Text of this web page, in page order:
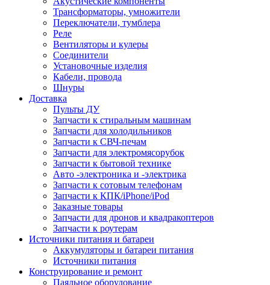
Трансформаторы, умножители
Переключатели, тумблера
Реле
Вентиляторы и кулеры
Соединители
Установочные изделия
Кабели, провода
Шнуры
Доставка
Пульты ДУ
Запчасти к стиральным машинам
Запчасти для холодильников
Запчасти к СВЧ-печам
Запчасти для электромясорубок
Запчасти к бытовой технике
Авто -электроника и -электрика
Запчасти к сотовым телефонам
Запчасти к КПК/iPhone/iPod
Заказные товары
Запчасти для дронов и квадракоптеров
Запчасти к роутерам
Источники питания и батареи
Аккумуляторы и батареи питания
Источники питания
Конструирование и ремонт
Паяльное оборудование